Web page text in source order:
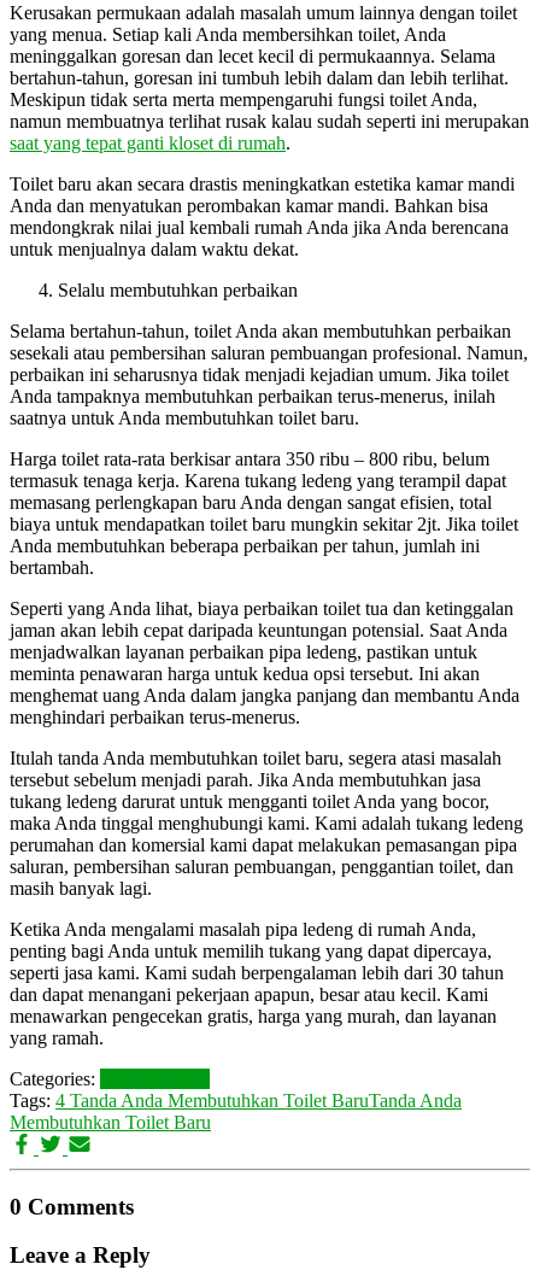
Kerusakan permukaan adalah masalah umum lainnya dengan toilet
yang menua. Setiap kali Anda membersihkan toilet, Anda
meninggalkan goresan dan lecet kecil di permukaannya. Selama
bertahun-tahun, goresan ini tumbuh lebih dalam dan lebih terlihat.
Meskipun tidak serta merta mempengaruhi fungsi toilet Anda,
namun membuatnya terlihat rusak kalau sudah seperti ini merupakan
saat yang tepat ganti kloset di rumah.
Toilet baru akan secara drastis meningkatkan estetika kamar mandi
Anda dan menyatukan perombakan kamar mandi. Bahkan bisa
mendongkrak nilai jual kembali rumah Anda jika Anda berencana
untuk menjualnya dalam waktu dekat.
Selalu membutuhkan perbaikan
Selama bertahun-tahun, toilet Anda akan membutuhkan perbaikan
sesekali atau pembersihan saluran pembuangan profesional. Namun,
perbaikan ini seharusnya tidak menjadi kejadian umum. Jika toilet
Anda tampaknya membutuhkan perbaikan terus-menerus, inilah
saatnya untuk Anda membutuhkan toilet baru.
Harga toilet rata-rata berkisar antara 350 ribu – 800 ribu, belum
termasuk tenaga kerja. Karena tukang ledeng yang terampil dapat
memasang perlengkapan baru Anda dengan sangat efisien, total
biaya untuk mendapatkan toilet baru mungkin sekitar 2jt. Jika toilet
Anda membutuhkan beberapa perbaikan per tahun, jumlah ini
bertambah.
Seperti yang Anda lihat, biaya perbaikan toilet tua dan ketinggalan
jaman akan lebih cepat daripada keuntungan potensial. Saat Anda
menjadwalkan layanan perbaikan pipa ledeng, pastikan untuk
meminta penawaran harga untuk kedua opsi tersebut. Ini akan
menghemat uang Anda dalam jangka panjang dan membantu Anda
menghindari perbaikan terus-menerus.
Itulah tanda Anda membutuhkan toilet baru, segera atasi masalah
tersebut sebelum menjadi parah. Jika Anda membutuhkan jasa
tukang ledeng darurat untuk mengganti toilet Anda yang bocor,
maka Anda tinggal menghubungi kami. Kami adalah tukang ledeng
perumahan dan komersial kami dapat melakukan pemasangan pipa
saluran, pembersihan saluran pembuangan, penggantian toilet, dan
masih banyak lagi.
Ketika Anda mengalami masalah pipa ledeng di rumah Anda,
penting bagi Anda untuk memilih tukang yang dapat dipercaya,
seperti jasa kami. Kami sudah berpengalaman lebih dari 30 tahun
dan dapat menangani pekerjaan apapun, besar atau kecil. Kami
menawarkan pengecekan gratis, harga yang murah, dan layanan
yang ramah.
Categories:
Tags: 4 Tanda Anda Membutuhkan Toilet BaruTanda Anda
Membutuhkan Toilet Baru
0 Comments
Leave a Reply